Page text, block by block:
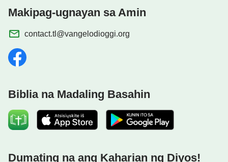
Makipag-ugnayan sa Amin
contact.tl@vangelodioggi.org
Biblia na Madaling Basahin
Dumating na ang Kaharian ng Diyos!